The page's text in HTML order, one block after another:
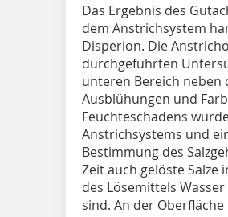
Das Ergebnis des
dem Anstrichsystem
Disperion. Die
durchgeführten
unteren Bereich
Ausblühungen und
Feuchteschadens
Anstrichsystems und
Bestimmung des
Zeit auch gelöste
des Lösemittels
sind. An der